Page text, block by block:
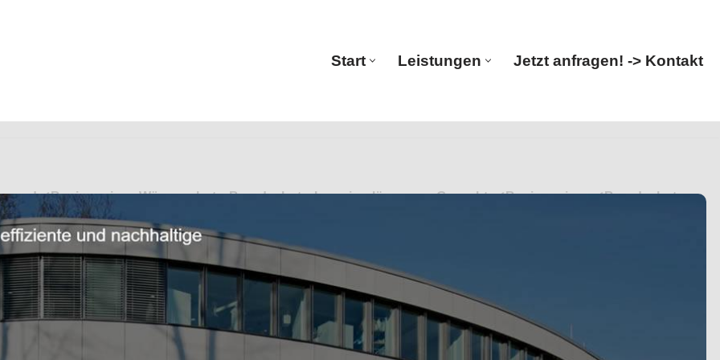
Start Leistungen Jetzt anfragen! -> Kontakt
und ✓Bauingenieur, Wärmeschutz, Brandschutz, Ingenieurlösungen. Gesucht: ✓Bauingenieur, ✓Brandschutz,
in Arzbach. ➡️ Pfeiffer Ingenieure, Ihr Statiker & Ingenieur. Ihr Erfolg, unser Versprechen ✉.